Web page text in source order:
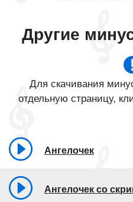
Другие
Для скачивания
отдельную страницу,
Ангелочек
Ангелочек со